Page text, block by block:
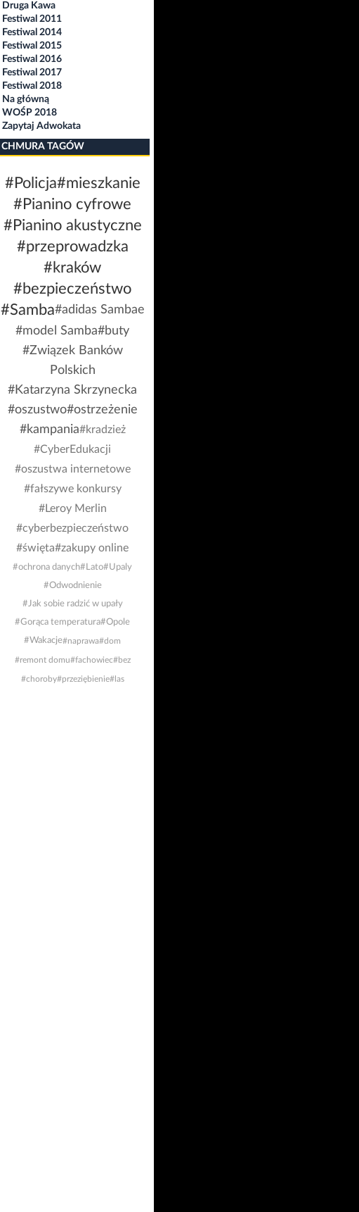
Druga Kawa
Festiwal 2011
Festiwal 2014
Festiwal 2015
Festiwal 2016
Festiwal 2017
Festiwal 2018
Na główną
WOŚP 2018
Zapytaj Adwokata
CHMURA TAGÓW
#Policja#mieszkanie
#Pianino cyfrowe
#Pianino akustyczne
#przeprowadzka
#kraków
#bezpieczeństwo
#Samba#adidas Sambae
#model Samba#buty
#Związek Banków
Polskich
#Katarzyna Skrzynecka
#oszustwo#ostrzeżenie
#kampania#kradzież
#CyberEdukacji
#oszustwa internetowe
#fałszywe konkursy
#Leroy Merlin
#cyberbezpieczeństwo
#święta#zakupy online
#ochrona danych#Lato#Upaly
#Odwodnienie
#Jak sobie radzić w upały
#Gorąca temperatura#Opole
#Wakacje#naprawa#dom
#remont domu#fachowiec#bez
#choroby#przeziębienie#las